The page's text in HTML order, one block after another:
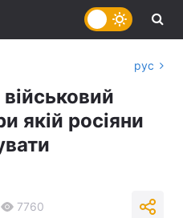
рус
якій росіяни
7760